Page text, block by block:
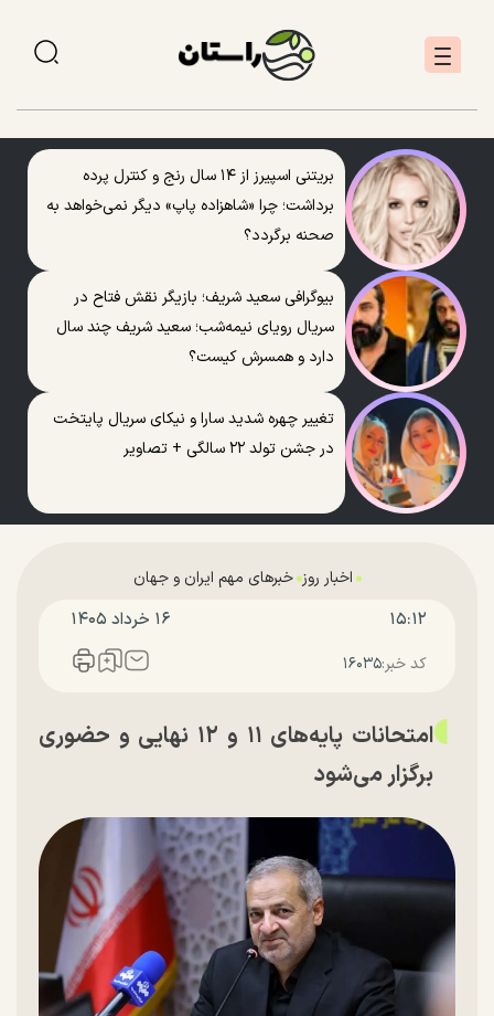
بریتنی اسپیرز از ۱۴ سال رنج و کنترل پرده
برداشت؛ چرا «شاهزاده پاپ» دیگر نمی‌خواهد به
صحنه برگردد؟
بیوگرافی سعید شریف؛ بازیگر نقش فتاح در
سریال رویای نیمه‌شب؛ سعید شریف چند سال
دارد و همسرش کیست؟
تغییر چهره شدید سارا و نیکای سریال پایتخت
در جشن تولد ۲۲ سالگی + تصاویر
اخبار روز خبرهای مهم ایران و جهان
۱۵:۱۲ ۱۶ خرداد ۱۴۰۵
کد خبر:۱۶۰۳۵
امتحانات پایه‌های ۱۱ و ۱۲ نهایی و حضوری
برگزار می‌شود